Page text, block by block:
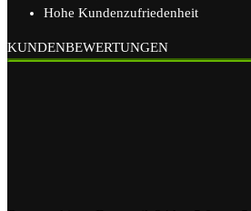
Hohe Kundenzufriedenheit
KUNDENBEWERTUNGEN